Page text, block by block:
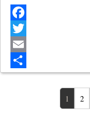
Facebook
Twitter
Email
Share
1 2